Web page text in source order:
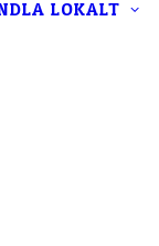
LOKALT